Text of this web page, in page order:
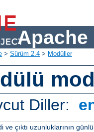
Apache
> Sürüm 2.4 > Modüller
Diller:
ve çıktı uzunluklarının